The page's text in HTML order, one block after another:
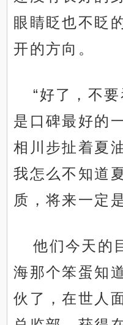
眼睛眨也不眨
开的方向。
“好了，不
是口碑最好的
相川步扯着夏
我怎么不知道
质，将来一定
他们今天的
海那个笨蛋知
伙了，在世人